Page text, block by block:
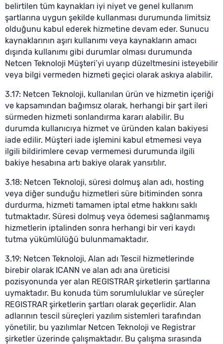
belirtilen tüm kaynakları iyi niyet ve genel kullanım
şartlarına uygun şekilde kullanması durumunda limitsiz
olduğunu kabul ederek hizmetine devam eder. Sunucu
kaynaklarının aşırı kullanımı veya kaynakların amacı
dışında kullanımı gibi durumlar olması durumunda
Netcen Teknoloji Müşteri’yi uyarıp düzeltmesini isteyebilir
veya bilgi vermeden hizmeti geçici olarak askıya alabilir.
3.17: Netcen Teknoloji, kullanılan ürün ve hizmetin içeriği
ve kapsamından bağımsız olarak, herhangi bir şart ileri
sürmeden hizmeti sonlandırma kararı alabilir. Bu
durumda kullanıcıya hizmet ve üründen kalan bakiyesi
iade edilir. Müşteri iade işlemini kabul etmemesi veya
ilgili bildirimlere cevap vermemesi durumunda ilgili
bakiye hesabına artı bakiye olarak yansıtılır.
3.18: Netcen Teknoloji, süresi dolmuş alan adı, hosting
veya diğer sunduğu hizmetleri süre bitiminden sonra
durdurma, hizmeti tamamen iptal etme hakkını saklı
tutmaktadır. Süresi dolmuş veya ödemesi sağlanmamış
hizmetlerin iptalinden sonra herhangi bir veri kaydı
tutma yükümlülüğü bulunmamaktadır.
3.19: Netcen Teknoloji, Alan adı Tescil hizmetlerinde
birebir olarak ICANN ve alan adı ana üreticisi
pozisyonunda yer alan REGISTRAR şirketlerin şartlarına
uymaktadır. Bu konuda tüm sorumluluklar ve süreçler
REGISTRAR şirketlerin şartları olarak geçerlidir. Alan
adlarının tescil süreçleri yazılım sistemleri tarafından
yönetilir, bu yazılımlar Netcen Teknoloji ve Registrar
şirketler üzerinde çalışmaktadır. Bu çalışma sırasında